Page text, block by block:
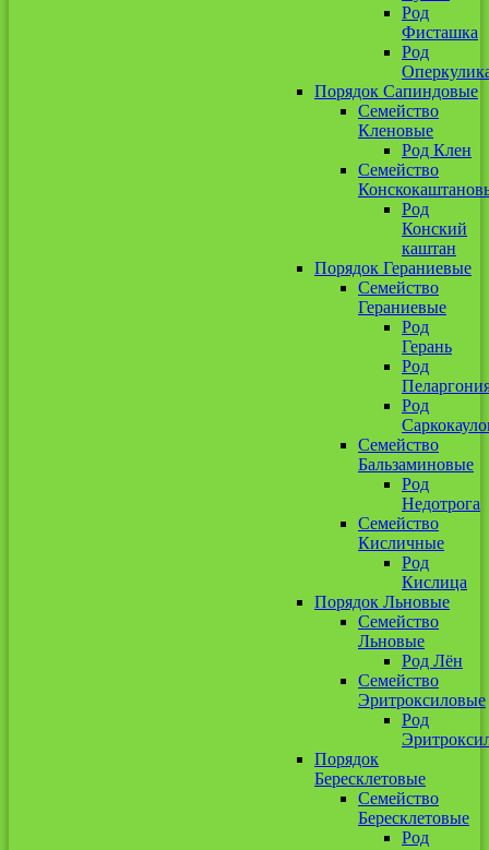
Род
Фисташка
Род
Порядок Сапиндовые
Семейство
Кленовые
Род Клен
Семейство
Род
Конский
каштан
Порядок Гераниевые
Семейство
Гераниевые
Род
Герань
Род
Род
Семейство
Бальзаминовые
Род
Недотрога
Семейство
Кисличные
Род
Кислица
Порядок Льновые
Семейство
Льновые
Род Лён
Семейство
Эритроксиловые
Род
Порядок
Бересклетовые
Семейство
Бересклетовые
Род